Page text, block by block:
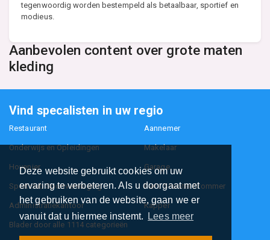
Deze website gebruikt cookies om uw
ervaring te verbeteren. Als u doorgaat met
het gebruiken van de website, gaan we er
vanuit dat u hiermee instemt.
Lees meer
tegenwoordig worden bestempeld als betaalbaar, sportief en
modieus.
Aanbevolen content over grote maten
kleding
Vind specalisten in uw regio
Restaurant Aannemer
Onderwijs en Opleidingen Makelaar
Hovenier Garage
Sportclub Sportvereniging Fiets Scooter Brommer
Administratiekantoor Kapper
Blader door alle 1114 categorieën